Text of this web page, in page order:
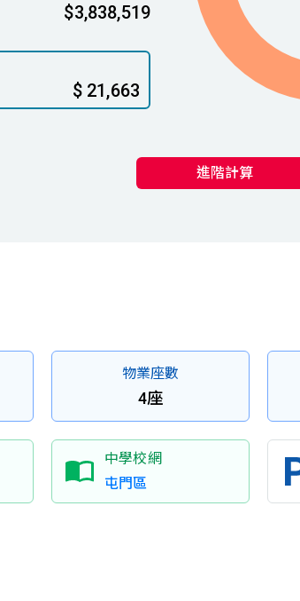
$3,838,519
$ 21,663
進階計算
物業座數
4座
中學校網
屯門區